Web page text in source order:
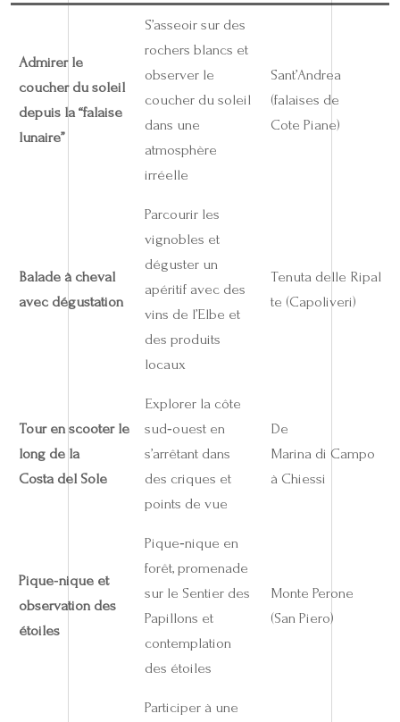
Admirer le
coucher du soleil
depuis la “falaise
lunaire”
S’asseoir sur des
rochers blancs et
observer le
coucher du soleil
dans une
atmosphère
irréelle
Sant’Andrea
(falaises de
Cote Piane)
Balade à cheval
avec dégustation
Parcourir les
vignobles et
déguster un
apéritif avec des
vins de l’Elbe et
des produits
locaux
Tenuta delle Ripal
te (Capoliveri)
Tour en scooter le
long de la
Costa del Sole
Explorer la côte
sud‑ouest en
s’arrêtant dans
des criques et
points de vue
De
Marina di Campo
à Chiessi
Pique‑nique et
observation des
étoiles
Pique‑nique en
forêt, promenade
sur le Sentier des
Papillons et
contemplation
des étoiles
Monte Perone
(San Piero)
Participer à une